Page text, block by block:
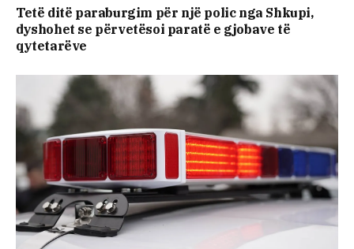
Tetë ditë paraburgim për një polic nga Shkupi,
dyshohet se përvetësoi paratë e gjobave të
qytetarëve